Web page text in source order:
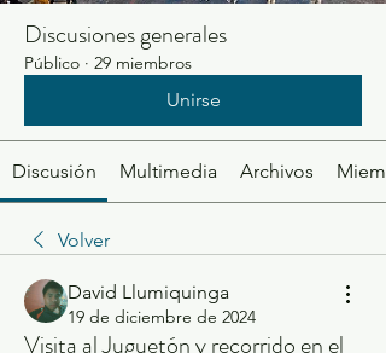
Discusiones generales
Público · 29 miembros
Unirse
Discusión Multimedia Archivos
Volver
David Llumiquinga
19 de diciembre de 2024
Visita al Juguetón y recorrido en el